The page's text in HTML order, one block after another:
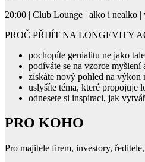
20:00 | Club Lounge | alko i nealko
PROČ PŘIJÍT NA LONGEVITY
pochopíte genialitu ne jako
podíváte se na vzorce
získáte nový pohled na výkon
uslyšíte téma, které propojuje
odnesete si inspiraci, jak
PRO KOHO
Pro majitele firem, investory,